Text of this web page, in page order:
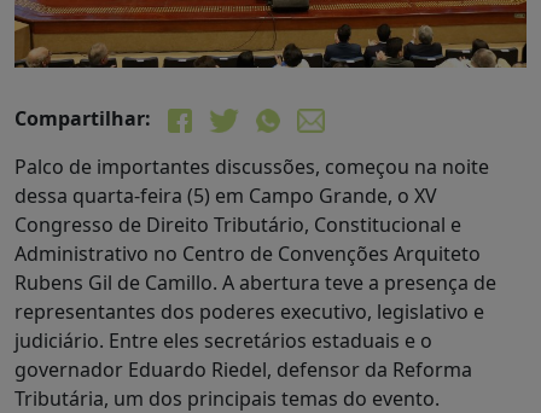
Compartilhar:
Palco de importantes discussões, começou na noite
dessa quarta-feira (5) em Campo Grande, o XV
Congresso de Direito Tributário, Constitucional e
Administrativo no Centro de Convenções Arquiteto
Rubens Gil de Camillo. A abertura teve a presença de
representantes dos poderes executivo, legislativo e
judiciário. Entre eles secretários estaduais e o
governador Eduardo Riedel, defensor da Reforma
Tributária, um dos principais temas do evento.